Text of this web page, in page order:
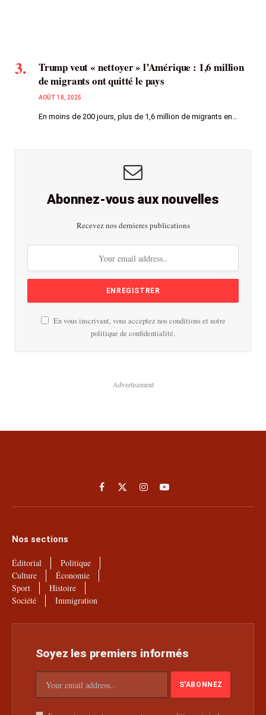
Trump veut « nettoyer » l’Amérique : 1,6 million
de migrants ont quitté le pays
AOÛT 18, 2025
En moins de 200 jours, plus de 1,6 million de migrants en…
Abonnez-vous aux nouvelles
Recevez nos dernieres publications
En vous inscrivant, vous acceptez nos conditions et notre
politique de confidentialité.
Advertisement
Facebook
X
(Twitter)
InstagramYouTube
Nos sections
Éditorial
Politique
Culture
Économie
Sport
Histoire
Société
Immigration
Soyez les premiers informés